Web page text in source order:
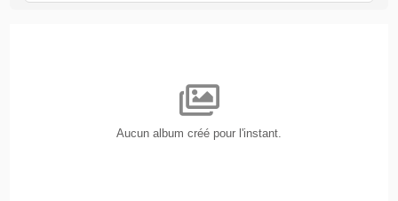
Aucun album créé pour l'instant.